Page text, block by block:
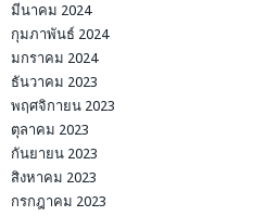
มีนาคม 2024
กุมภาพันธ์ 2024
มกราคม 2024
ธันวาคม 2023
พฤศจิกายน 2023
ตุลาคม 2023
กันยายน 2023
สิงหาคม 2023
กรกฎาคม 2023